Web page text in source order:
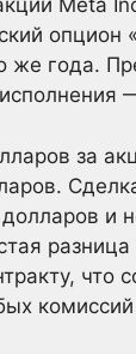
Meta
опцион
же года.
за
и
что
комиссий